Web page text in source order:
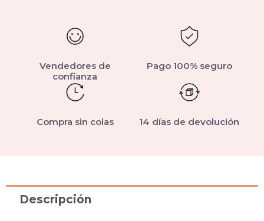
Vendedores de
confianza
Pago 100% seguro
Compra sin colas 14 días de devolución
Descripción